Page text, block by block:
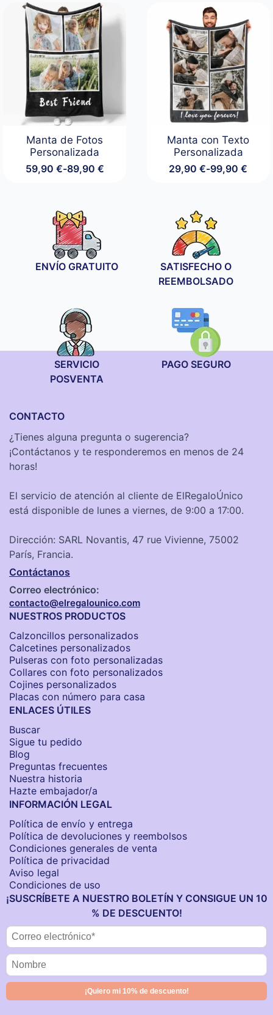
desde
29,90 €
hasta
99,90 €
34,90 €
hasta
99,90 €
Manta de Fotos
Personalizada
59,90 €-89,90 €
Rango
desde
59,90 €
hasta
89,90 €
Manta con Texto
Personalizada
29,90€-99,90€
Rango
29,90 €
hasta
99,90 €
ENVÍO GRATUITO
SATISFECHO O
REEMBOLSADO
SERVICIO
POSVENTA
PAGO SEGURO
CONTACTO
¿Tienes alguna pregunta o sugerencia?
¡Contáctanos y te responderemos en menos de 24
horas!
El servicio de atención al cliente de ElRegaloÚnico
está disponible de lunes a viernes, de 9:00 a 17:00.
Dirección: SARL Novantis, 47 rue Vivienne, 75002
París, Francia.
Contáctanos
Correo electrónico:
contacto@elregalounico.com
NUESTROS PRODUCTOS
Calzoncillos personalizados​
Calcetines personalizados
Pulseras con foto personalizadas
Collares con foto personalizados
Cojines personalizados
Placas con número para casa
ENLACES ÚTILES
Buscar
Sigue tu pedido
Blog
Preguntas frecuentes
Nuestra historia
Hazte embajador/a
INFORMACIÓN LEGAL
Política de envío y entrega
Política de devoluciones y reembolsos
Condiciones generales de venta
Política de privacidad
Aviso legal
Condiciones de uso
¡SUSCRÍBETE A NUESTRO BOLETÍN Y CONSIGUE UN 10
% DE DESCUENTO!